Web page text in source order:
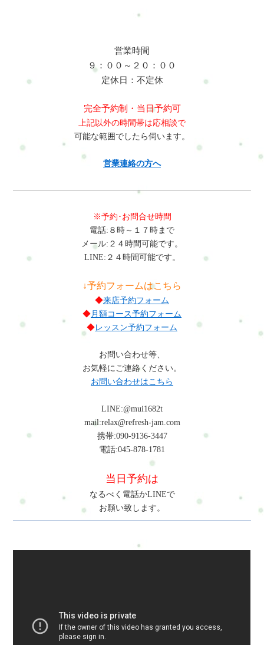
営業時間
９：００～２０：００
定休日：不定休
完全予約制・当日予約可
上記以外の時間帯は応相談で
可能な範囲でしたら伺います。
営業連絡の方へ
※予約･お問合せ時間
電話:８時～１７時まで
メール:２４時間可能です。
LINE:２４時間可能です。
↓予約フォームはこちら
◆来店予約フォーム
◆ 月額コース予約フォーム
◆レッスン予約フォーム
お問い合わせ等、
お気軽にご連絡ください。
お問い合わせはこちら
LINE:@mui1682t
mail:relax@refresh-jam.com
携帯:090-9136-3447
電話:045-878-1781
当日予約は
なるべく電話かLINEで
お願い致します。